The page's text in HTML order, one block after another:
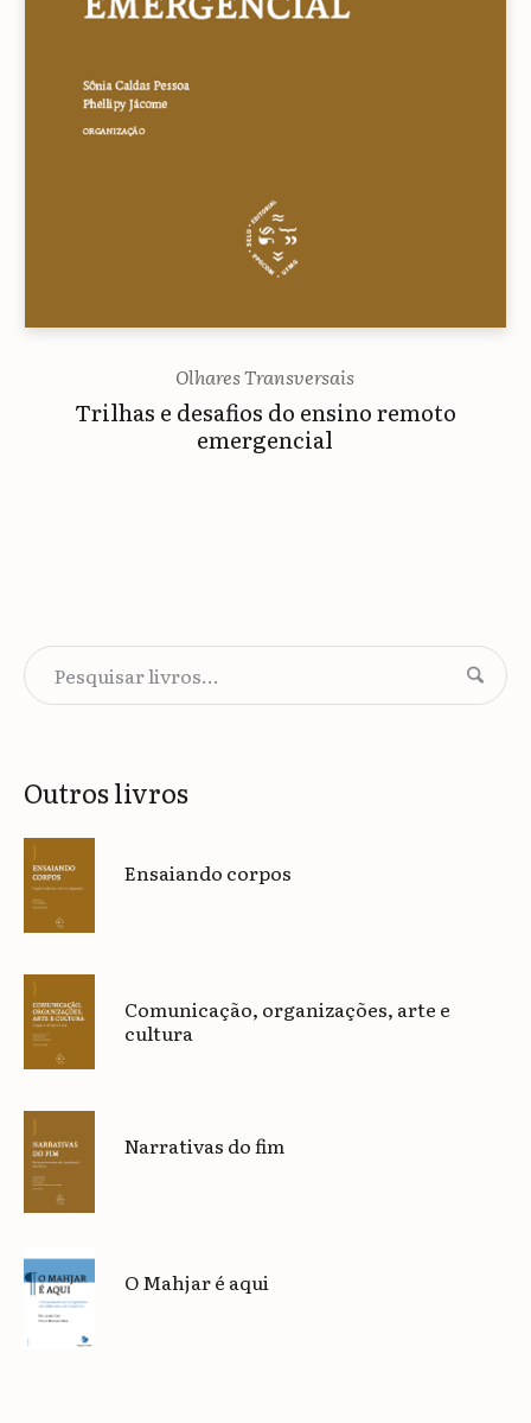
Olhares Transversais
Trilhas e desafios do ensino remoto
emergencial
Outros livros
Ensaiando corpos
Comunicação, organizações, arte e
cultura
Narrativas do fim
O Mahjar é aqui